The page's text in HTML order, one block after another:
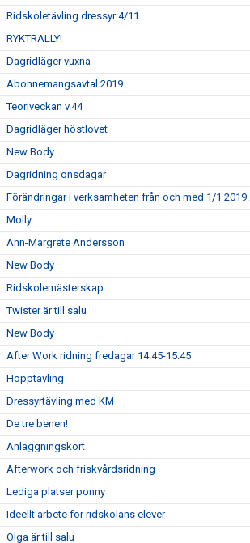
Ridskoletävling dressyr 4/11
RYKTRALLY!
Dagridläger vuxna
Abonnemangsavtal 2019
Teoriveckan v.44
Dagridläger höstlovet
New Body
Dagridning onsdagar
Förändringar i verksamheten från och med 1/1 2019.
Molly
Ann-Margrete Andersson
New Body
Ridskolemästerskap
Twister är till salu
New Body
After Work ridning fredagar 14.45-15.45
Hopptävling
Dressyrtävling med KM
De tre benen!
Anläggningskort
Afterwork och friskvårdsridning
Lediga platser ponny
Ideellt arbete för ridskolans elever
Olga är till salu